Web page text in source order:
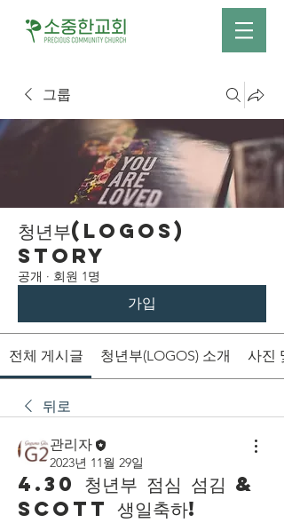
그룹
청년부(LOGOS)
Story
공개 · 회원 1명
가입
전체 게시글 청년부(LOGOS) 소개 사진
뒤로
관리자
2023년 11월 29일
4.30 청년부 점심 섬김 &
Scott 생일축하!